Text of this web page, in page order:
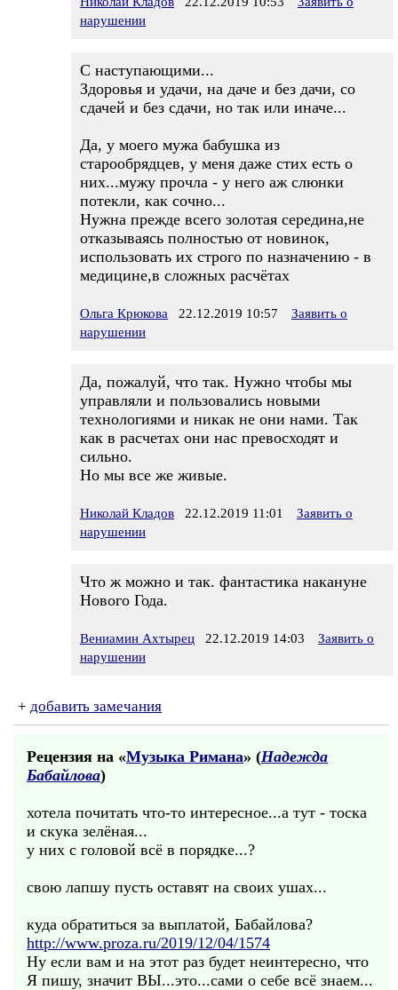
нарушении
С наступающими...
Здоровья и удачи, на даче и без дачи, со
сдачей и без сдачи, но так или иначе...
Да, у моего мужа бабушка из
старообрядцев, у меня даже стих есть о
них...мужу прочла - у него аж слюнки
потекли, как сочно...
Нужна прежде всего золотая середина,не
отказываясь полностью от новинок,
использовать их строго по назначению - в
медицине,в сложных расчётах
Ольга Крюкова 22.12.2019 10:57
Заявить о
нарушении
Да, пожалуй, что так. Нужно чтобы мы
управляли и пользовались новыми
технологиями и никак не они нами. Так
как в расчетах они нас превосходят и
сильно.
Но мы все же живые.
Николай Кладов 22.12.2019 11:01
Заявить о
нарушении
Что ж можно и так. фантастика накануне
Нового Года.
Вениамин Ахтырец 22.12.2019 14:03
Заявить о
нарушении
+ добавить замечания
Рецензия на «Музыка Римана» (Надежда
Бабайлова)
хотела почитать что-то интересное...а тут - тоска
и скука зелёная...
у них с головой всё в порядке...?
свою лапшу пусть оставят на своих ушах...
куда обратиться за выплатой, Бабайлова?
http://www.proza.ru/2019/12/04/1574
Ну если вам и на этот раз будет неинтересно, что
Я пишу, значит ВЫ...это...сами о себе всё знаем...